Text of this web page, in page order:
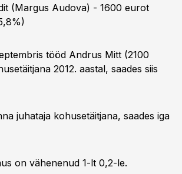
(Margus Audova) - 1600 eurot
tööd Andrus Mitt (2100
2012. aastal, saades siis
juhataja kohusetäitjana, saades iga
on vähenenud 1-lt 0,2-le.